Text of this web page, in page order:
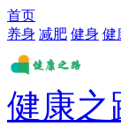
首页
养身 减肥 健身 健
健康之